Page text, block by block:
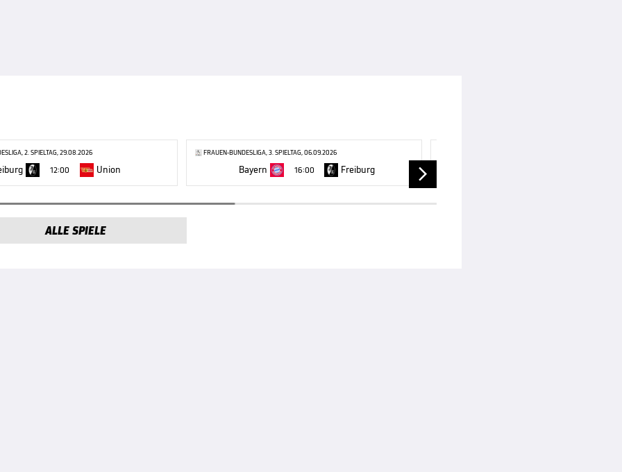

2. SPIELTAG, 29.08.2026
12:00 Union
FRAUEN-BUNDESLIGA, 3. SPIELTAG, 06.09.2026
Bayern 16:00 Freiburg
ALLE SPIELE